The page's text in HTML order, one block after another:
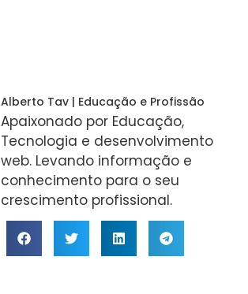
Alberto Tav | Educação e Profissão
Apaixonado por Educação,
Tecnologia e desenvolvimento
web. Levando informação e
conhecimento para o seu
crescimento profissional.